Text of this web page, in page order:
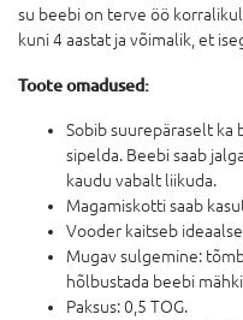
su beebi on terve öö
kuni 4 aastat ja võimalik, et
Toote omadused:
Sobib suurepäraselt
sipelda. Beebi saab
kaudu vabalt liikuda.
Magamiskotti saab
Vooder kaitseb
Mugav sulgemine:
hõlbustada beebi
Paksus: 0,5 TOG.